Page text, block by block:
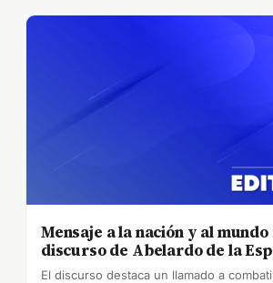
Mensaje a la nación y al mundo
discurso de Abelardo de la
El discurso destaca un llamado a